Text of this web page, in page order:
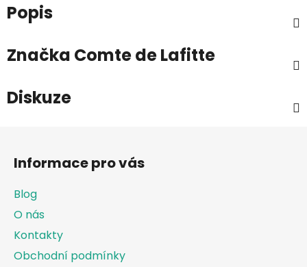
Popis
Značka Comte de Lafitte
Diskuze
Informace pro vás
Blog
O nás
Kontakty
Obchodní podmínky